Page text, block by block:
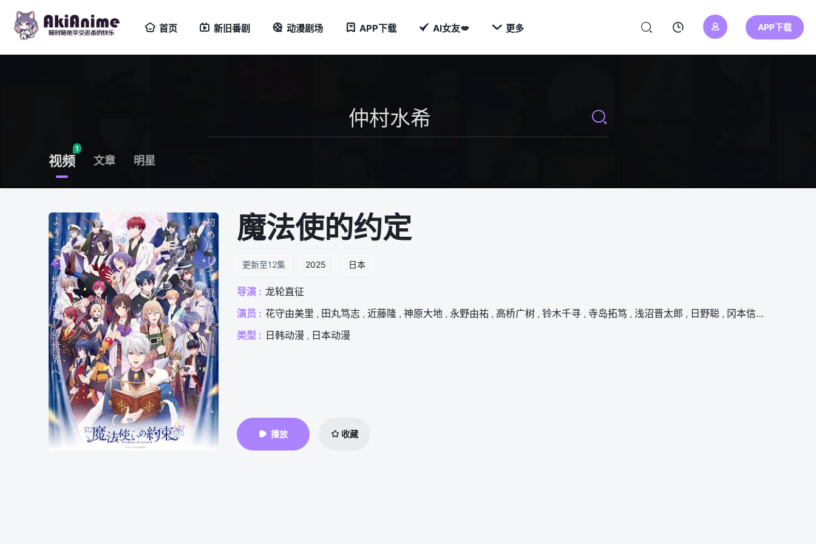
首页 新旧番剧 动漫剧场 APP下载 AI女友💋  更多 APP下载
视频
1
文章 明星
魔法使的约定
更新至12集 2025 日本
导演 : 龙轮直征
演员 : 花守由美里 , 田丸笃志 , 近藤隆 , 神原大地 , 永野由祐 , 高桥广树 , 铃木千寻 , 寺岛拓笃 , 浅沼晋太郎 , 日野聪 , 冈本信彦
类型 : 日韩动漫 , 日本动漫
播放 收藏